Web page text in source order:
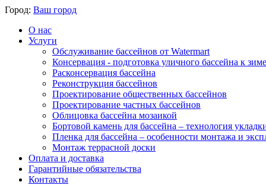
Город: Ваш город
О нас
Услуги
Обслуживание бассейнов от Watermart
Консервация - подготовка уличного бассейна к зиме
Расконсервация бассейна
Реконструкция бассейнов
Проектирование общественных бассейнов
Проектирование частных бассейнов
​Облицовка бассейна мозаикой
Бортовой камень для бассейна – технология
Пленка для бассейна – особенности монтажа и
Монтаж террасной доски
Оплата и доставка
Гарантийные обязательства
Контакты